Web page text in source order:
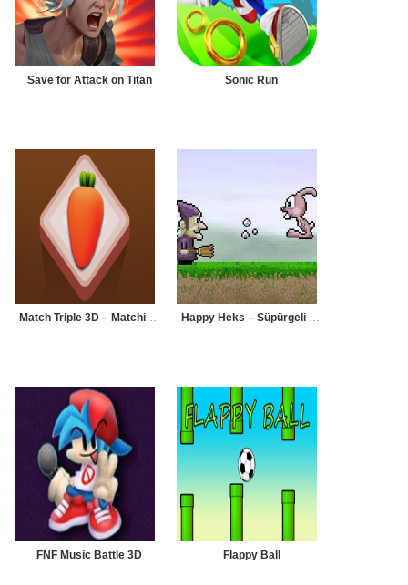
Save for Attack on Titan Sonic Run
Match Triple 3D – Matching Tile Happy Heks – Süpürgeli Cadı
FNF Music Battle 3D Flappy Ball